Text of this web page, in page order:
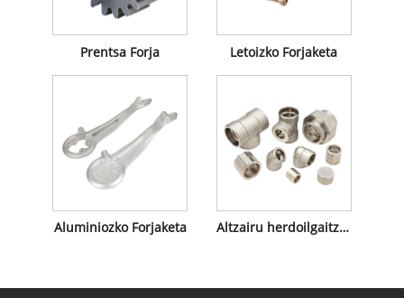
Prentsa Forja Letoizko Forjaketa
Aluminiozko Forjaketa Altzairu herdoilgaitzezko forjaketa